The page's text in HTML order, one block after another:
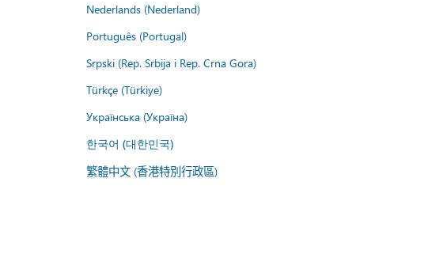
Nederlands (Nederland)
Português (Portugal)
Srpski (Rep. Srbija i Rep. Crna Gora)
Türkçe (Türkiye)
Українська (Україна)
한국어 (대한민국)
繁體中文 (香港特別行政區)